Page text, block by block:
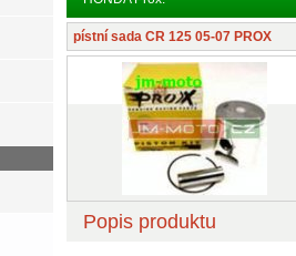
pístní sada CR 125 05-07 PROX
Popis produktu